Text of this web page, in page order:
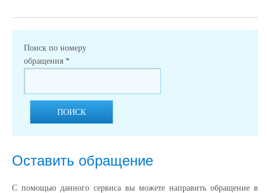
Поиск по номеру
обращения *
ПОИСК
Оставить обращение
С помощью данного сервиса вы можете направить обращение в